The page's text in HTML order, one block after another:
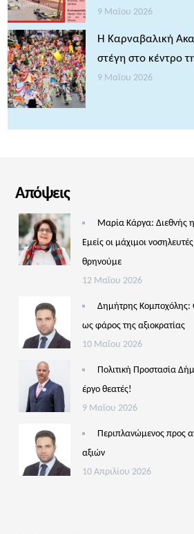
9 Μαΐου 2026
Η Καρναβαλική
στέγη στο κέντρο
9 Μαΐου 2026
Απόψεις
Μαρία Κάργα: Διεθνής
Εμείς οι μάχιμοι
θρηνούμε
12 Μαΐου 2026
Δημήτρης Κομποχόλης:
ως φάρος της αξιοκρατίας
10 Μαΐου 2026
Πολιτική Προστασία
έργο θεατές!
9 Μαΐου 2026
Περιπλανώμενος προς
αξιών
10 Απριλίου 2026